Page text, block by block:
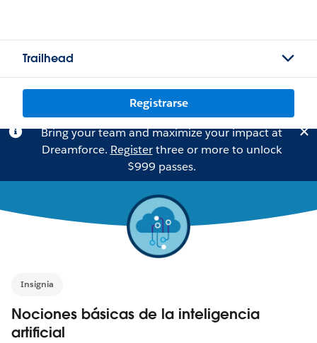
Trailhead
Registrarse
Bring your team and maximize your impact at
Dreamforce. Registerthree or more to unlock
$999 passes.
Insignia
Nociones básicas de la inteligencia
artificial